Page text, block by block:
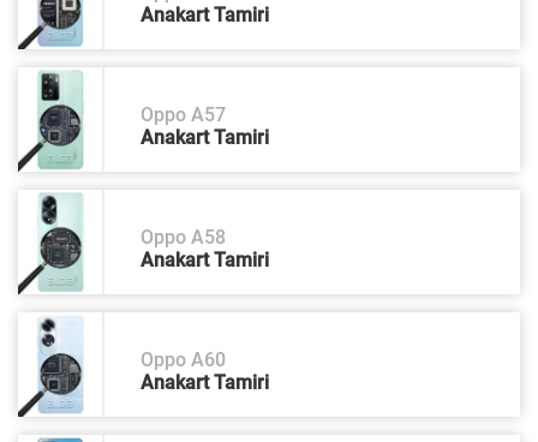
Anakart Tamiri
Oppo A57
Anakart Tamiri
Oppo A58
Anakart Tamiri
Oppo A60
Anakart Tamiri